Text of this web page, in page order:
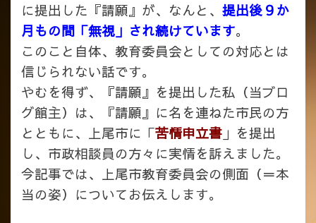
に提出した『請願』が、なんと、 提出後９か
月もの間「無視」され続けています。
このこと自体、教育委員会としての対応とは
信じられない話です。
やむを得ず、『請願』を提出した私（当ブロ
グ館主）は、『請願』に名を連ねた市民の方
とともに、上尾市に「苦情申立書 」を提出
し、市政相談員の方々に実情を訴えました。
今記事では、上尾市教育委員会の側面（＝本
当の姿）についてお伝えします。